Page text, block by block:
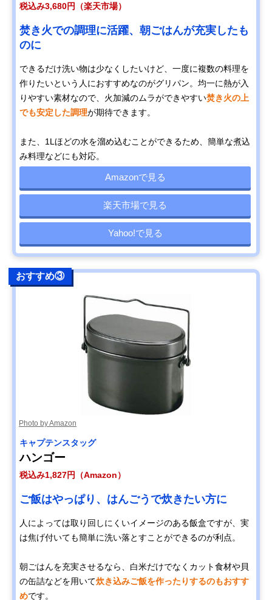
税込み3,680円（楽天市場）
焚き火での調理に活躍、朝ごはんが充実したも
のに
できるだけ洗い物は少なくしたいけど、一度に複数の料理を
作りたいという人におすすめなのがグリパン。均一に熱が入
りやすい素材なので、火加減のムラができやすい焚き火の上
でも安定した調理が期待できます。
また、1Lほどの水を溜め込むことができるため、簡単な煮込
み料理などにも対応。
Amazonで見る
楽天市場で見る
Yahoo!で見る
おすすめ③
Photo by Amazon
キャプテンスタッグ
ハンゴー
税込み1,827円（Amazon）
ご飯はやっぱり、はんごうで炊きたい方に
人によっては取り回しにくいイメージのある飯盒ですが、実
は焦げ付いても簡単に洗い落とすことができるのが利点。
朝ごはんを充実させるなら、白米だけでなくカット食材や貝
の缶詰などを用いて炊き込みご飯を作ったりするのもおすす
めです。